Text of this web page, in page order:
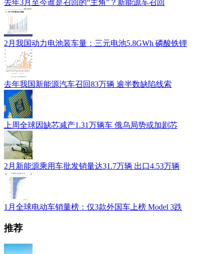
去年3月至今谁是召回的“主角”？新能源车召回
2月我国动力电池装车量：三元电池5.8GWh 磷酸铁锂
去年我国新能源汽车召回83万辆 逾半数缺陷线索
上周全球因缺芯减产1.31万辆车 俄乌局势或加剧芯
2月新能源乘用车批发销量达31.7万辆 出口4.53万辆
1月全球电动车销量榜：仅3款外国车上榜 Model 3跌
推荐